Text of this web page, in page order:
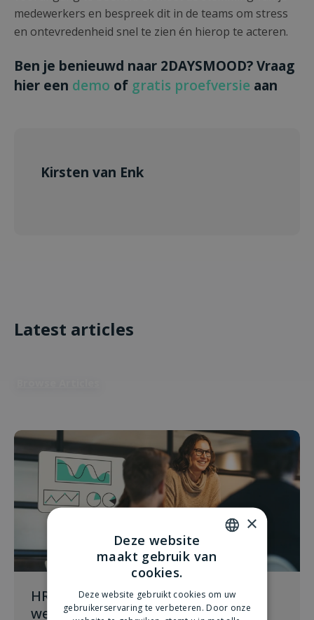
medewerkers en bespreek dit in de teams om stress
en ontevredenheid snel te zien én hierop te acteren.
Ben je benieuwd naar 2DAYSMOOD?Vraag
hier een demo of gratis proefversie aan
Kirsten van Enk
Latest articles
HR-trends 2026: zo zet je
werkbeleving om in betere
DUTCH
×
Deze website
maakt gebruik van
cookies.
Deze website gebruikt cookies om uw
gebruikerservaring te verbeteren. Door onze